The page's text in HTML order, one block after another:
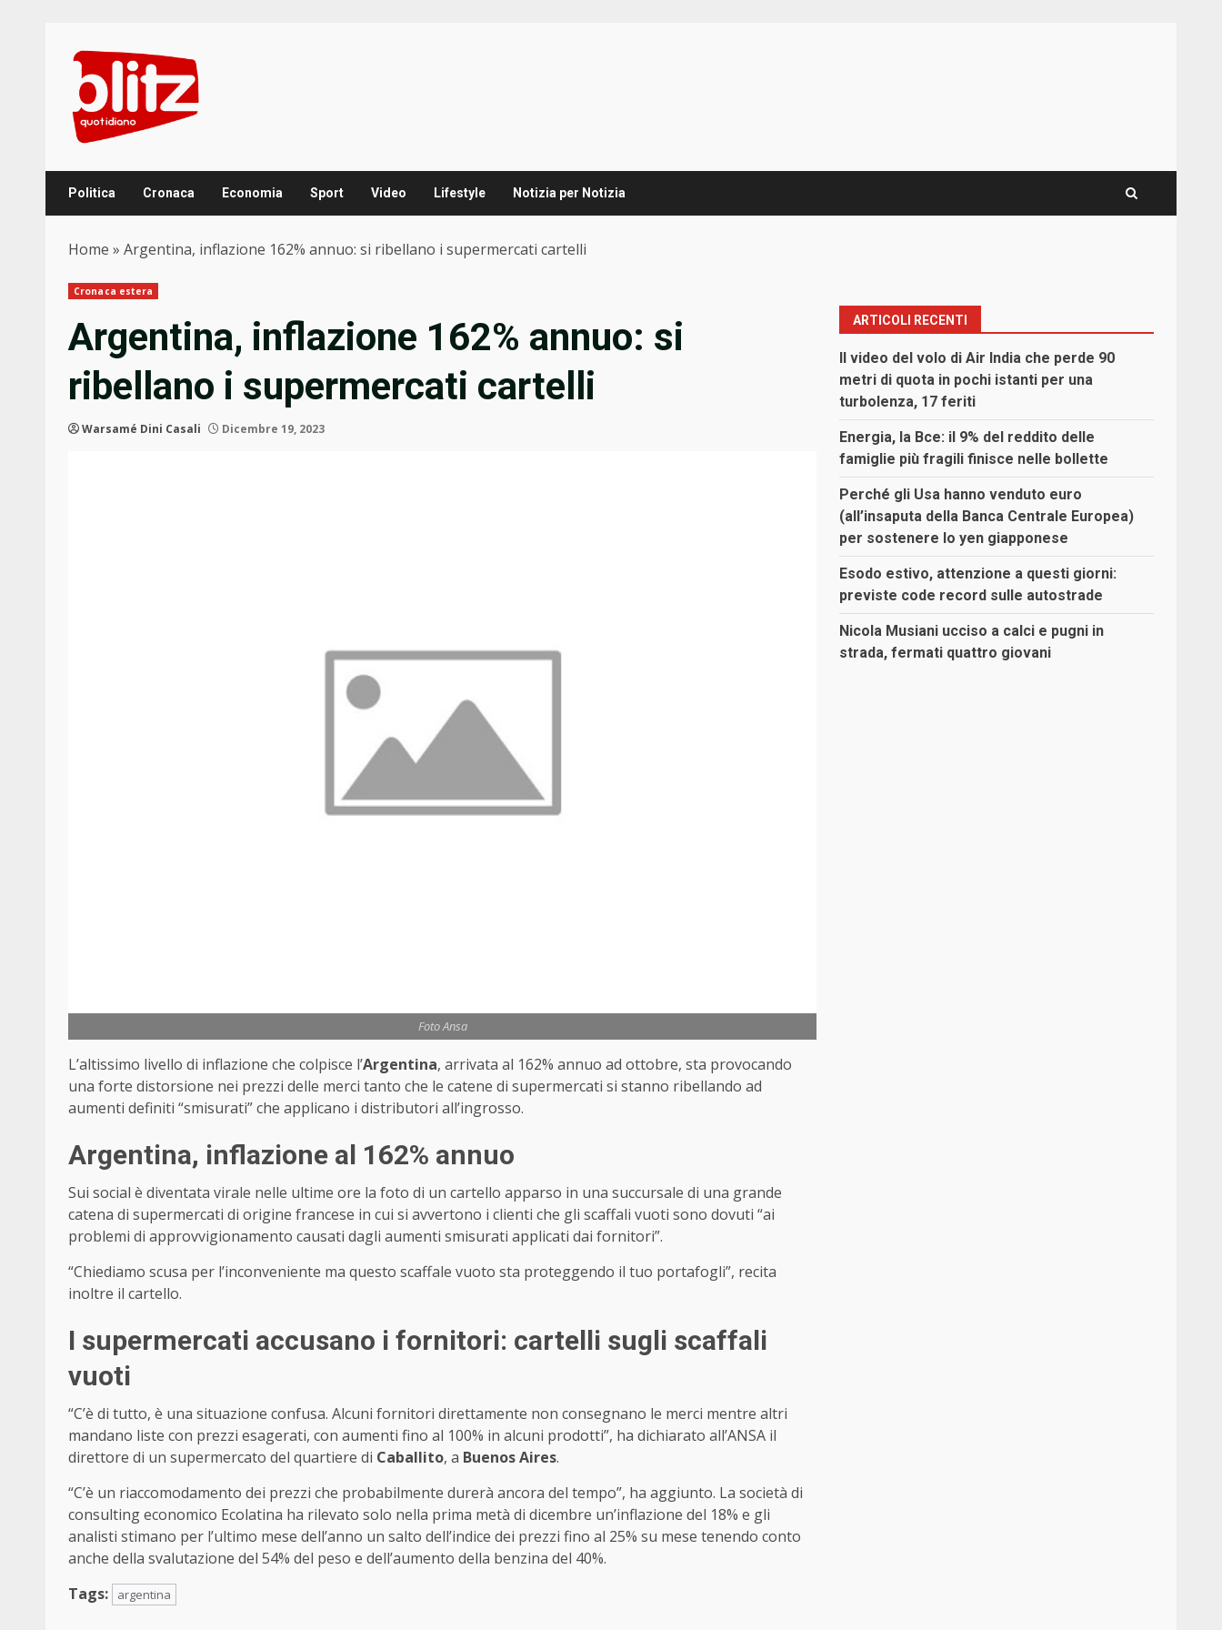
content
Politica Cronaca Economia Sport Video Lifestyle Notizia per Notizia
Home » Argentina, inflazione 162% annuo: si ribellano i supermercati cartelli
Cronaca estera
Argentina, inflazione 162% annuo: si
ribellano i supermercati cartelli
Warsamé Dini Casali Dicembre 19, 2023
Foto Ansa
L’altissimo livello di inflazione che colpisce l’Argentina, arrivata al 162% annuo ad ottobre, sta provocando
una forte distorsione nei prezzi delle merci tanto che le catene di supermercati si stanno ribellando ad
aumenti definiti “smisurati” che applicano i distributori all’ingrosso.
Argentina, inflazione al 162% annuo
Sui social è diventata virale nelle ultime ore la foto di un cartello apparso in una succursale di una grande
catena di supermercati di origine francese in cui si avvertono i clienti che gli scaffali vuoti sono dovuti “ai
problemi di approvvigionamento causati dagli aumenti smisurati applicati dai fornitori”.
“Chiediamo scusa per l’inconveniente ma questo scaffale vuoto sta proteggendo il tuo portafogli”, recita
inoltre il cartello.
I supermercati accusano i fornitori: cartelli sugli scaffali
vuoti
“C’è di tutto, è una situazione confusa. Alcuni fornitori direttamente non consegnano le merci mentre altri
mandano liste con prezzi esagerati, con aumenti fino al 100% in alcuni prodotti”, ha dichiarato all’ANSA il
direttore di un supermercato del quartiere di Caballito, a Buenos Aires.
“C’è un riaccomodamento dei prezzi che probabilmente durerà ancora del tempo”, ha aggiunto. La società di
consulting economico Ecolatina ha rilevato solo nella prima metà di dicembre un’inflazione del 18% e gli
analisti stimano per l’ultimo mese dell’anno un salto dell’indice dei prezzi fino al 25% su mese tenendo conto
anche della svalutazione del 54% del peso e dell’aumento della benzina del 40%.
Tags:
argentina
ARTICOLI RECENTI
Il video del volo di Air India che perde 90
metri di quota in pochi istanti per una
turbolenza, 17 feriti
Energia, la Bce: il 9% del reddito delle
famiglie più fragili finisce nelle bollette
Perché gli Usa hanno venduto euro
(all’insaputa della Banca Centrale Europea)
per sostenere lo yen giapponese
Esodo estivo, attenzione a questi giorni:
previste code record sulle autostrade
Nicola Musiani ucciso a calci e pugni in
strada, fermati quattro giovani